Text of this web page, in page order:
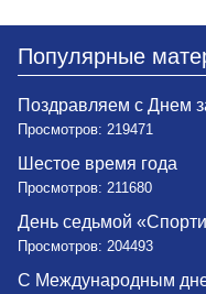
Популярные
Поздравляем с Днем
Просмотров: 219471
Шестое время года
Просмотров: 211680
День седьмой
Просмотров: 204493
С Международным